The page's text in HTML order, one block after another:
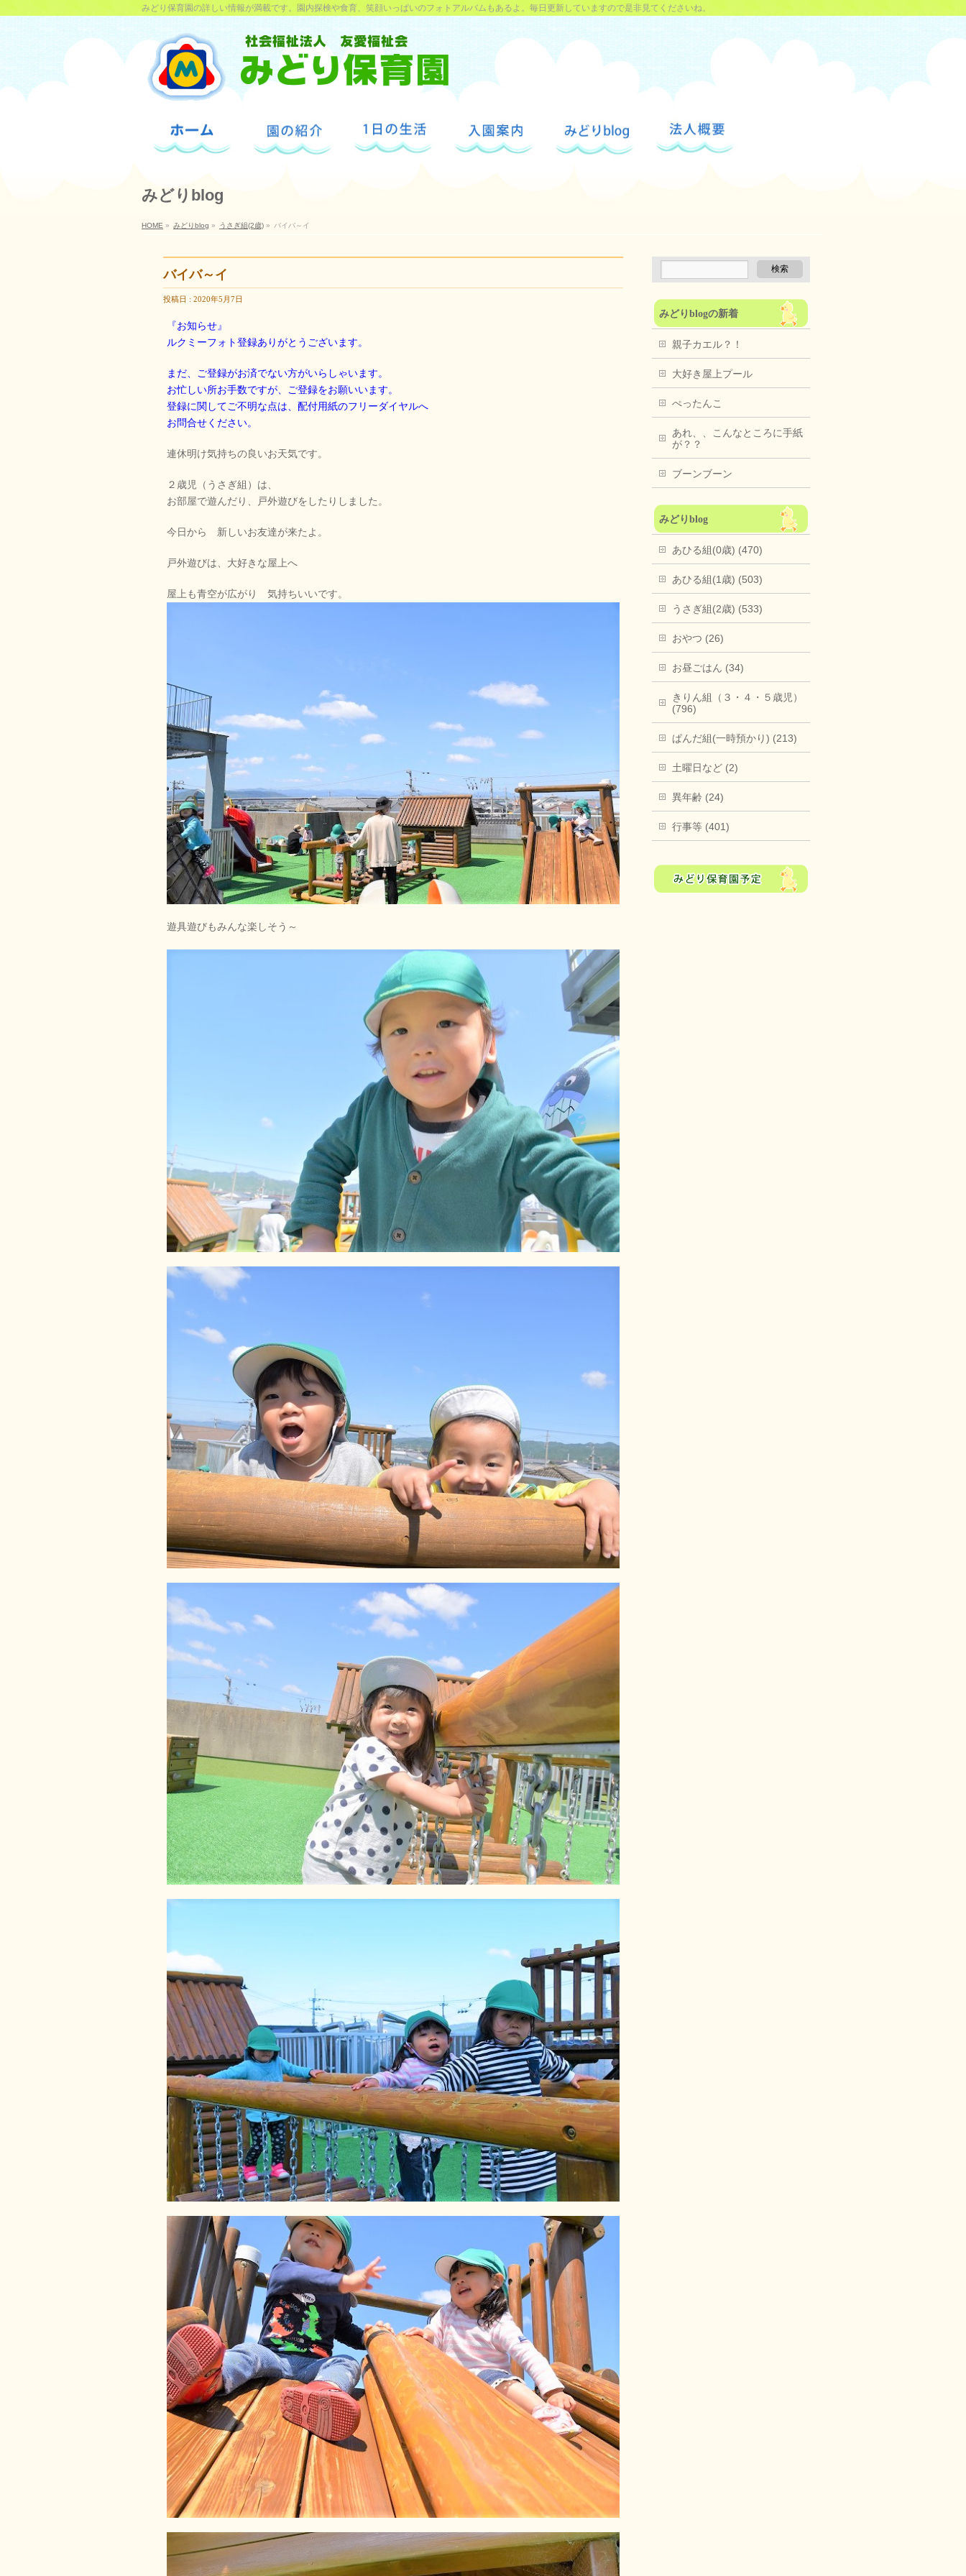
みどり保育園の詳しい情報が満載です。園内探検や食育、笑顔いっぱいのフォトアルバムもあるよ。毎日更新していますので是非見てくださいね。
みどりblog
HOME » みどりblog » うさぎ組(2歳) » バイバ～イ
バイバ～イ
投稿日 : 2020年5月7日
『お知らせ』
ルクミーフォト登録ありがとうございます。
まだ、ご登録がお済でない方がいらしゃいます。
お忙しい所お手数ですが、ご登録をお願いいます。
登録に関してご不明な点は、配付用紙のフリーダイヤルへ
お問合せください。
連休明け気持ちの良いお天気です。
２歳児（うさぎ組）は、
お部屋で遊んだり、戸外遊びをしたりしました。
今日から 新しいお友達が来たよ。
戸外遊びは、大好きな屋上へ
屋上も青空が広がり 気持ちいいです。
遊具遊びもみんな楽しそう～
みどりblogの新着
親子カエル？！
大好き屋上プール
ぺったんこ
あれ、、こんなところに手紙
が？？
ブーンブーン
みどりblog
あひる組(0歳) (470)
あひる組(1歳) (503)
うさぎ組(2歳) (533)
おやつ (26)
お昼ごはん (34)
きりん組（３・４・５歳児）
(796)
ぱんだ組(一時預かり) (213)
土曜日など (2)
異年齢 (24)
行事等 (401)